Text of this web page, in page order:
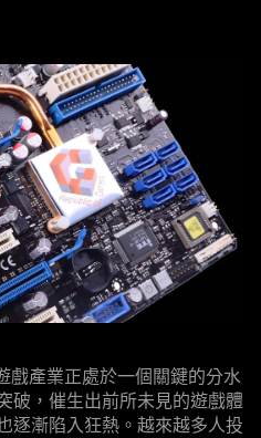
戲產業正處於一個關鍵的分水
破，催生出前所未見的遊戲體
逐漸陷入狂熱。越來越多人投